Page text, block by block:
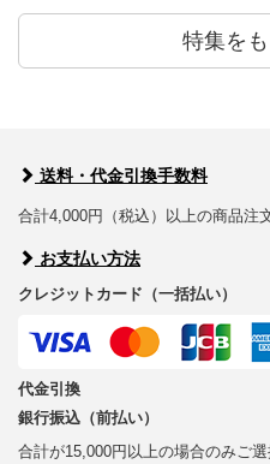
特集を
送料・代金引換手数料
合計4,000円（税込）以上の商品注
お支払い方法
クレジットカード（一括払い）
代金引換
銀行振込（前払い）
合計が15,000円以上の場合のみご選